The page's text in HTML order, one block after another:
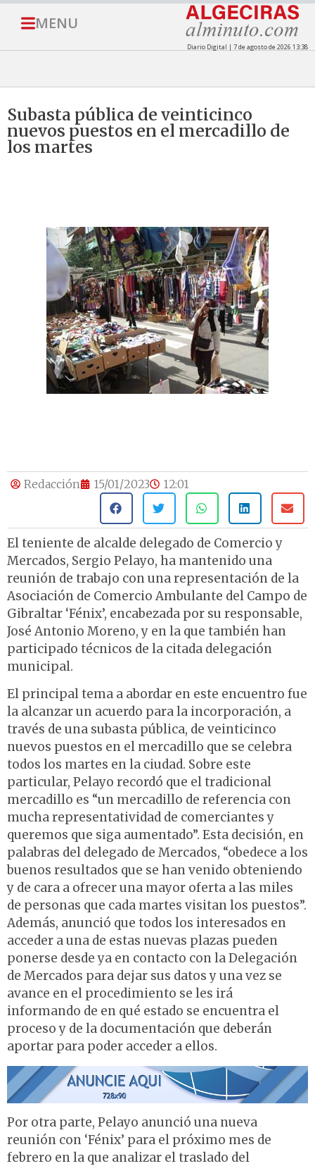
MENU
Diario Digital | 7 de agosto de 2026 13:38
Subasta pública de veinticinco
nuevos puestos en el mercadillo de
los martes
Redacción 15/01/2023 12:01
El teniente de alcalde delegado de Comercio y
Mercados, Sergio Pelayo, ha mantenido una
reunión de trabajo con una representación de la
Asociación de Comercio Ambulante del Campo de
Gibraltar ‘Fénix’, encabezada por su responsable,
José Antonio Moreno, y en la que también han
participado técnicos de la citada delegación
municipal.
El principal tema a abordar en este encuentro fue
la alcanzar un acuerdo para la incorporación, a
través de una subasta pública, de veinticinco
nuevos puestos en el mercadillo que se celebra
todos los martes en la ciudad. Sobre este
particular, Pelayo recordó que el tradicional
mercadillo es “un mercadillo de referencia con
mucha representatividad de comerciantes y
queremos que siga aumentado”. Esta decisión, en
palabras del delegado de Mercados, “obedece a los
buenos resultados que se han venido obteniendo
y de cara a ofrecer una mayor oferta a las miles
de personas que cada martes visitan los puestos”.
Además, anunció que todos los interesados en
acceder a una de estas nuevas plazas pueden
ponerse desde ya en contacto con la Delegación
de Mercados para dejar sus datos y una vez se
avance en el procedimiento se les irá
informando de en qué estado se encuentra el
proceso y de la documentación que deberán
aportar para poder acceder a ellos.
Por otra parte, Pelayo anunció una nueva
reunión con ‘Fénix’ para el próximo mes de
febrero en la que analizar el traslado del